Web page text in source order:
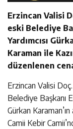
Erzincan Valisi
eski Belediye
Yardımcısı
Karaman ile
düzenlenen
Erzincan Valisi
Belediye Başkanı
Gürkan
Camii Kebir